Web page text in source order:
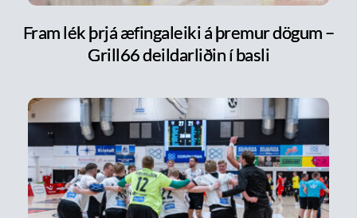
Fram lék þrjá æfingaleiki á þremur dögum –
Grill66 deildarliðin í basli